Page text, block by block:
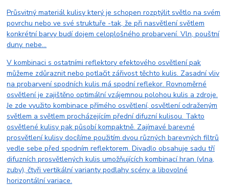
Průsvitný materiál kulisy který je schopen rozptýlit světlo na svém
povrchu nebo ve své struktuře -tak, že při nasvětlení světlem
konkrétní barvy budí dojem celoplošného probarvení. Vln, pouštní
duny. nebe...
V kombinaci s ostatními reflektory efektového osvětlení pak
můžeme zdůraznit nebo potlačit zářivost těchto kulis. Zasadní vliv
na probarvení spodních kulis má spodní reflekor. Rovnoměrné
osvětlení je zajištěno optimální vzájemnou polohou kulis a zdroje.
Je zde využito kombinace přímého osvětlení, osvětlení odraženým
světlem a světlem procházejícím přední difuzní kulisou. Takto
osvětlené kulisy pak působí kompaktně. Zajímavé barevné
prosvětlení kulisy docílíme použitím dvou různých barevných filtrů
vedle sebe před spodním reflektorem. Divadlo obsahuje sadu tří
difuzních prosvětlených kulis umožňujících kombinací hran (vlna,
zuby), čtyři vertikální varianty podlahy scény a libovolné
horizontální variace.